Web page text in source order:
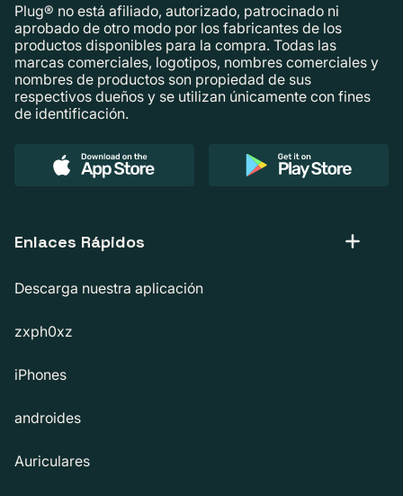
Plug® no está afiliado, autorizado, patrocinado ni
aprobado de otro modo por los fabricantes de los
productos disponibles para la compra. Todas las
marcas comerciales, logotipos, nombres comerciales y
nombres de productos son propiedad de sus
respectivos dueños y se utilizan únicamente con fines
de identificación.
Enlaces Rápidos
Descarga nuestra aplicación
zxph0xz
iPhones
androides
Auriculares